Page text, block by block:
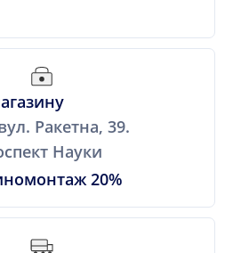
Ракетна, 39.
Науки
20%